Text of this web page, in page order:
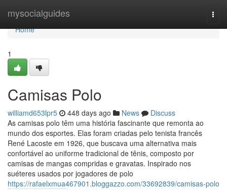
mysocialguides
Home
Home
1
Camisas Polo
williamd653lpr5 448 days ago News
Discuss
As camisas polo têm uma história fascinante que remonta ao
mundo dos esportes. Elas foram criadas pelo tenista francês
René Lacoste em 1926, que buscava uma alternativa mais
confortável ao uniforme tradicional de tênis, composto por
camisas de mangas compridas e gravatas. Inspirado nos
suéteres usados por jogadores de polo
https://rafaelxmua467901.bloggazzo.com/33692839/camisas-polo